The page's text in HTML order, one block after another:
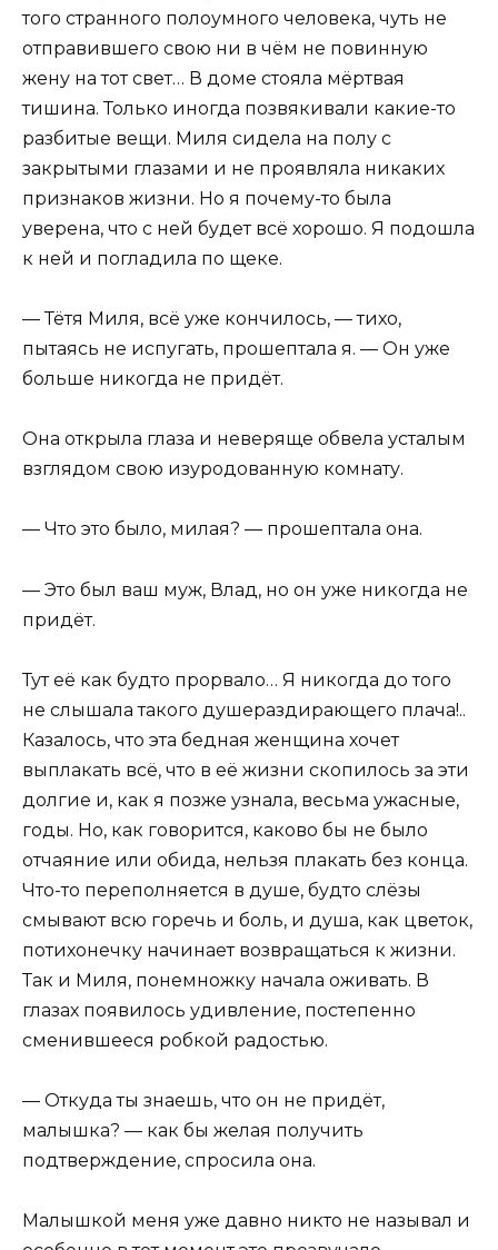
того странного полоумного человека, чуть не
отправившего свою ни в чём не повинную
жену на тот свет… В доме стояла мёртвая
тишина. Только иногда позвякивали какие-то
разбитые вещи. Миля сидела на полу с
закрытыми глазами и не проявляла никаких
признаков жизни. Но я почему-то была
уверена, что с ней будет всё хорошо. Я подошла
к ней и погладила по щеке.
— Тётя Миля, всё уже кончилось, — тихо,
пытаясь не испугать, прошептала я. — Он уже
больше никогда не придёт.
Она открыла глаза и неверяще обвела усталым
взглядом свою изуродованную комнату.
— Что это было, милая? — прошептала она.
— Это был ваш муж, Влад, но он уже никогда не
придёт.
Тут её как будто прорвало… Я никогда до того
не слышала такого душераздирающего плача!..
Казалось, что эта бедная женщина хочет
выплакать всё, что в её жизни скопилось за эти
долгие и, как я позже узнала, весьма ужасные,
годы. Но, как говорится, каково бы не было
отчаяние или обида, нельзя плакать без конца.
Что-то переполняется в душе, будто слёзы
смывают всю горечь и боль, и душа, как цветок,
потихонечку начинает возвращаться к жизни.
Так и Миля, понемножку начала оживать. В
глазах появилось удивление, постепенно
сменившееся робкой радостью.
— Откуда ты знаешь, что он не придёт,
малышка? — как бы желая получить
подтверждение, спросила она.
Малышкой меня уже давно никто не называл и